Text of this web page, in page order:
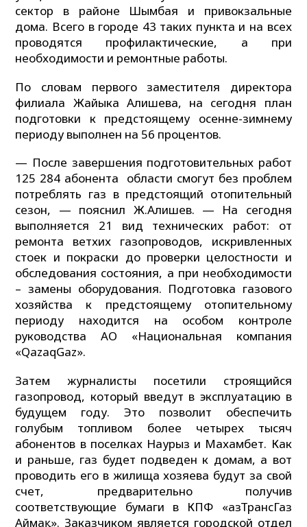
сектор в районе Шымбая и привокзальные
дома. Всего в городе 43 таких пункта и на всех
проводятся профилактические, а при
необходимости и ремонтные работы.
По словам первого заместителя директора
филиала Жайыка Алишева, на сегодня план
подготовки к предстоящему осенне-зимнему
периоду выполнен на 56 процентов.
— После завершения подготовительных работ
125 284 абонента области смогут без проблем
потреблять газ в предстоящий отопительный
сезон, — пояснил Ж.Алишев. — На сегодня
выполняется 21 вид технических работ: от
ремонта ветхих газопроводов, искривленных
стоек и покраски до проверки целостности и
обследования состояния, а при необходимости
– замены оборудования. Подготовка газового
хозяйства к предстоящему отопительному
периоду находится на особом контроле
руководства АО «Национальная компания
«QazaqGaz».
Затем журналисты посетили строящийся
газопровод, который введут в эксплуатацию в
будущем году. Это позволит обеспечить
голубым топливом более четырех тысяч
абонентов в поселках Наурыз и Махамбет. Как
и раньше, газ будет подведен к домам, а вот
проводить его в жилища хозяева будут за свой
счет, предварительно получив
соответствующие бумаги в КПФ «ҚазТрансГаз
Аймақ». Заказчиком является городской отдел